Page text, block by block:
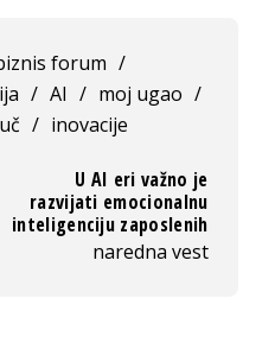
forum /
/ AI / moj ugao /
/ inovacije
U AI eri važno je
razvijati emocionalnu
inteligenciju zaposlenih
naredna vest